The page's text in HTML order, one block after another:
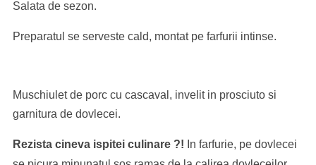
Salata de sezon.
Preparatul se serveste cald, montat pe farfurii intinse.
Muschiulet de porc cu cascaval, invelit in prosciuto si
garnitura de dovlecei.
Rezista cineva ispitei culinare ?! In farfurie, pe dovlecei